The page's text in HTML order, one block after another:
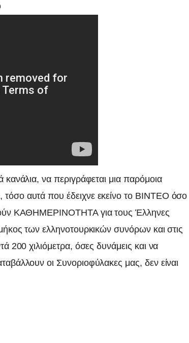
να περιγράφεται μια παρόμοια
αυτά που έδειχνε εκείνο το ΒΙΝΤΕΟ όσο
ΚΑΘΗΜΕΡΙΝΟΤΗΤΑ για τους Έλληνες
των ελληνοτουρκικών συνόρων και στις
200 χιλιόμετρα, όσες δυνάμεις και να
οι Συνοριοφύλακες μας, δεν είναι